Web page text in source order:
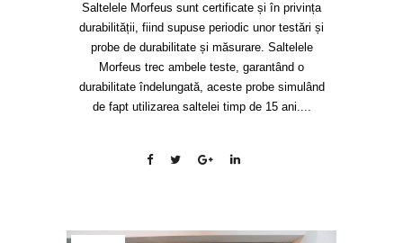
Saltelele Morfeus sunt certificate și în privința
durabilității, fiind supuse periodic unor testări și
probe de durabilitate și măsurare. Saltelele
Morfeus trec ambele teste, garantând o
durabilitate îndelungată, aceste probe simulând
de fapt utilizarea saltelei timp de 15 ani....